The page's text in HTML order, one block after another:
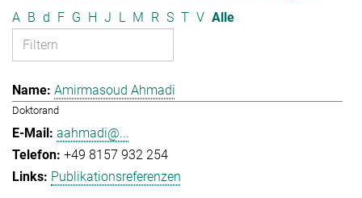
A B d F G H J L M R S T V Alle
Amirmasoud Ahmadi
Doktorand
aahmadi@...
+49 8157 932 254
Publikationsreferenzen